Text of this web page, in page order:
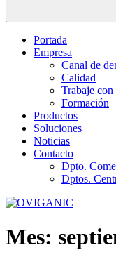
Portada
Empresa
Canal de
Calidad
Trabaje con
Formación
Productos
Soluciones
Noticias
Contacto
Dpto.
Dptos.
Mes: